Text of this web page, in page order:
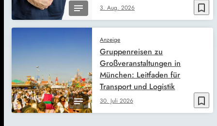
bookmark_border
3. Aug. 2026
bookmark_border
Anzeige
30. Juli 2026
Gruppenreisen zu
Großveranstaltungen in
München: Leitfaden für
Transport und Logistik